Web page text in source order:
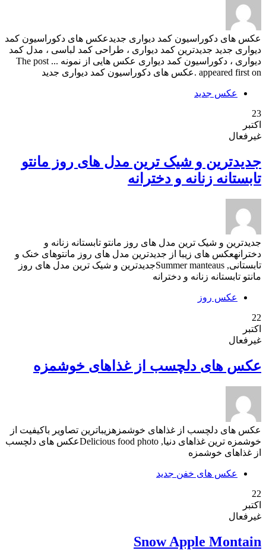
عکس های دکوراسیون کمد دیواری جدیدعکس های دکوراسیون کمد
دیواری جدید جدیدترین کمد دیواری ، طراحی کمد لباسی ، مدل کمد
دیواری ، دکوراسیون کمد دیواری عکس هایی از نمونه ... The post
appeared first on .عکس های دکوراسیون کمد دیواری جدید
عکس جدید
23
اکتبر
غیرفعال
جدیدترین و شیک ترین مدل های روز مانتو
تابستانه زنانه و دخترانه
جدیدترین و شیک ترین مدل های روز مانتو تابستانه زنانه و
دخترانهعکس های زیبا از جدیدترین مدل های روز مانتوهای خنک و
تابستانی, Summer manteausجدیدترین و شیک ترین مدل های روز
مانتو تابستانه زنانه و دخترانه
عکس روز
22
اکتبر
غیرفعال
عکس های دلچسب از غذاهای خوشمزه
عکس های دلچسب از غذاهای خوشمزهزیباترین تصاویر باکیفیت از
خوشمزه ترین غذاهای دنیا, Delicious food photoعکس های دلچسب
از غذاهای خوشمزه
عکس های خفن جدید
22
اکتبر
غیرفعال
Snow Apple Montain